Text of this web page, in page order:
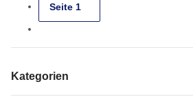
Seite 1
Kategorien